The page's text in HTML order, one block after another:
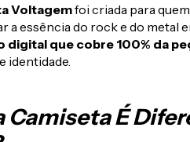
Voltagemfoi criada para
a essência do rock e do metal
digital que cobre 100% da
identidade.
Camiseta É